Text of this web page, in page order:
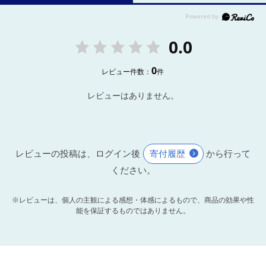
0.0
レビュー件数：0件
レビューはありません。
レビューの投稿は、ログイン後 寄付履歴
から行って
ください。
※レビューは、個人の主観による感想・体感によるもので、商品の効果や性
能を保証するものではありません。